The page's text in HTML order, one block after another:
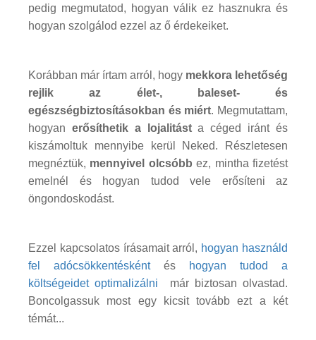
pedig megmutatod, hogyan válik ez hasznukra és
hogyan szolgálod ezzel az ő érdekeiket.
Korábban már írtam arról, hogy mekkora lehetőség
rejlik az élet-, baleset- és
egészségbiztosításokban és miért. Megmutattam,
hogyan erősíthetik a lojalitásta céged iránt és
kiszámoltuk mennyibe kerül Neked. Részletesen
megnéztük, mennyivel olcsóbb ez, mintha fizetést
emelnél és hogyan tudod vele erősíteni az
öngondoskodást.
Ezzel kapcsolatos írásamait arról, hogyan használd
fel adócsökkentéskéntés
hogyan tudod a
költségeidet optimalizálni
már biztosan olvastad.
Boncolgassuk most egy kicsit tovább ezt a két
témát...